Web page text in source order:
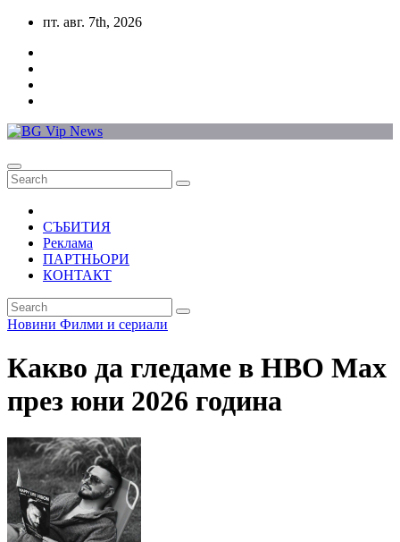
Skip
content
пт. авг. 7th, 2026
СЪБИТИЯ
Реклама
ПАРТНЬОРИ
КОНТАКТ
Новини Филми и сериали
Какво да гледаме в HBO Max
през юни 2026 година